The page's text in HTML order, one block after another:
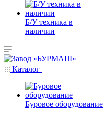
Б/У техника в
наличии
Каталог
Буровое оборудование